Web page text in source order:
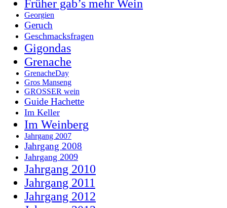
Früher gab’s mehr Wein
Georgien
Geruch
Geschmacksfragen
Gigondas
Grenache
GrenacheDay
Gros Manseng
GROSSER wein
Guide Hachette
Im Keller
Im Weinberg
Jahrgang 2007
Jahrgang 2008
Jahrgang 2009
Jahrgang 2010
Jahrgang 2011
Jahrgang 2012